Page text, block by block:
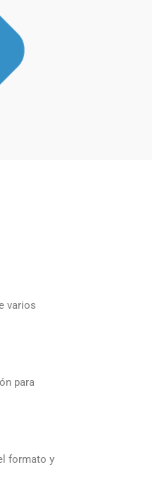
varios
para
formato y